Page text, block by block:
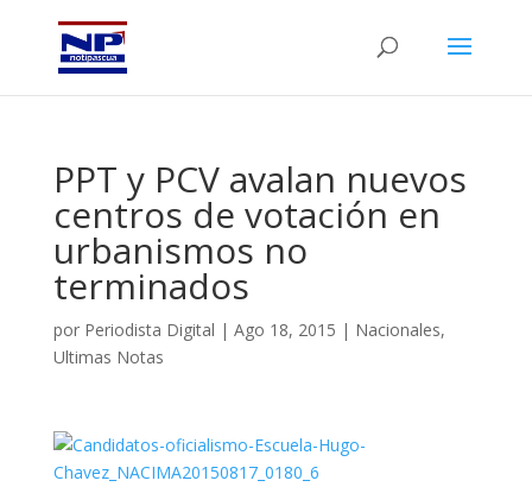
PPT y PCV avalan nuevos
centros de votación en
urbanismos no
terminados
por Periodista Digital | Ago 18, 2015 | Nacionales,
Ultimas Notas